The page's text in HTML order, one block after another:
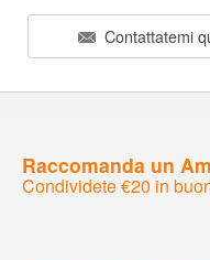
Contattatemi
Raccomanda un
Condividete €20 in